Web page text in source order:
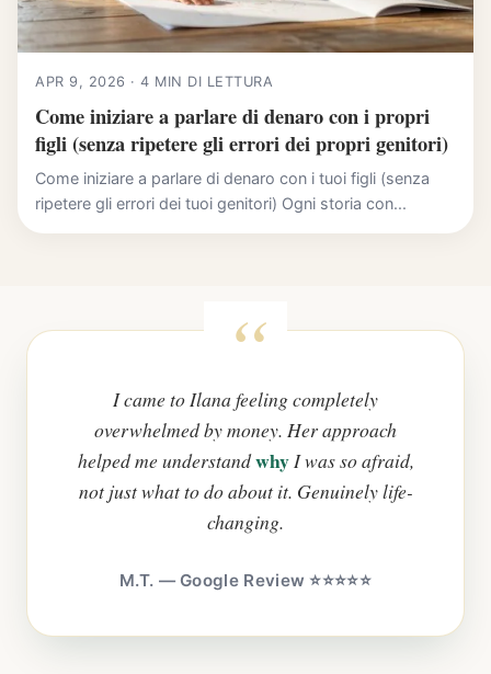
APR 9, 2026 · 4 MIN DI LETTURA
Come iniziare a parlare di denaro con i propri
figli (senza ripetere gli errori dei propri genitori)
Come iniziare a parlare di denaro con i tuoi figli (senza
ripetere gli errori dei tuoi genitori) Ogni storia con...
I came to Ilana feeling completely
overwhelmed by money. Her approach
helped me understandwhyI was so afraid,
not just what to do about it. Genuinely life-
changing.
M.T. — Google Review ⭐⭐⭐⭐⭐